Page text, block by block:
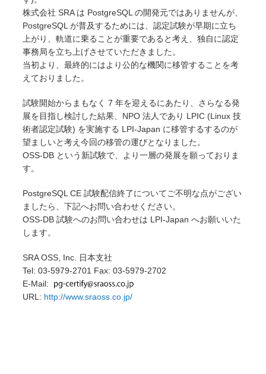
株式会社 SRA は PostgreSQL の開発元ではありませんが、
PostgreSQL が普及するためには、認定試験が早期に立ち
上がり、軌道に乗ることが重要であると考え、独自に認定
事務局を立ち上げさせていただきました。
当初より、最終的にはより公的な機関に移管することを考
えておりました。
試験開始からまもなく 7 年を迎えるにあたり、さらなる発
展を目指し検討した結果、NPO 法人であり LPIC (Linux 技
術者認定試験) を実施する LPI-Japan に移管するするのが
望ましいと考え今回の移管の運びとなりました。
OSS-DB という新試験で、より一層の発展を願っておりま
す。
PostgreSQL CE 試験配信終了についてご不明な点がござい
ましたら、下記へお問い合わせください。
OSS-DB 試験へのお問い合わせは LPI-Japan へお願いいた
します。
SRA OSS, Inc. 日本支社
Tel: 03-5979-2701 Fax: 03-5979-2702
E-Mail:
URL: http://www.sraoss.co.jp/